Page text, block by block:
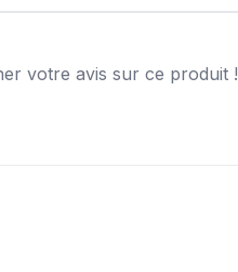
votre avis sur ce produit !